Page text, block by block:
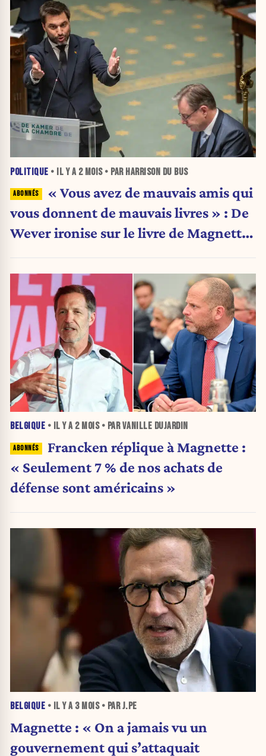
POLITIQUE • IL Y A 2 MOIS• PAR HARRISON DU BUS
« Vous avez de mauvais amis qui
vous donnent de mauvais livres » : De
Wever ironise sur le livre de Magnette
BELGIQUE • IL Y A 2 MOIS• PAR VANILLE DUJARDIN
Francken réplique à Magnette :
« Seulement 7 % de nos achats de
défense sont américains »
BELGIQUE • IL Y A 3 MOIS• PAR J.PE
Magnette : « On a jamais vu un
gouvernement qui s’attaquait